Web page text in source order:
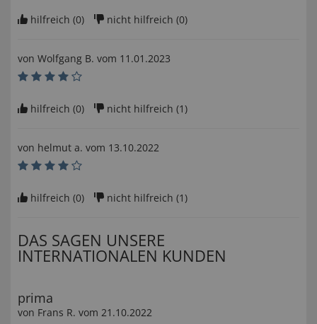
hilfreich (0) nicht hilfreich (0)
von Wolfgang B. vom 11.01.2023
hilfreich (0) nicht hilfreich (1)
von helmut a. vom 13.10.2022
hilfreich (0) nicht hilfreich (1)
DAS SAGEN UNSERE
INTERNATIONALEN KUNDEN
prima
von Frans R. vom 21.10.2022